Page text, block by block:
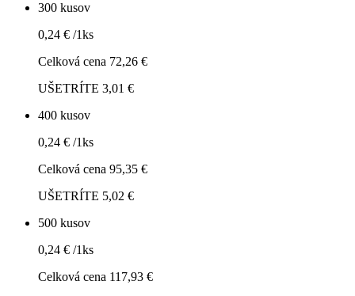
300 kusov
0,24 € /1ks
Celková cena 72,26 €
UŠETRÍTE 3,01 €
400 kusov
0,24 € /1ks
Celková cena 95,35 €
UŠETRÍTE 5,02 €
500 kusov
0,24 € /1ks
Celková cena 117,93 €